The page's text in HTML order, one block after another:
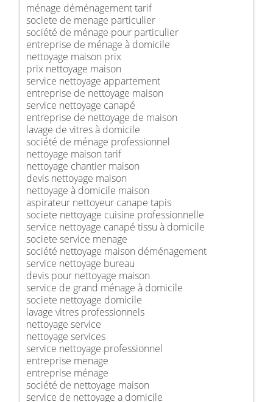
ménage déménagement tarif
societe de menage particulier
société de ménage pour particulier
entreprise de ménage à domicile
nettoyage maison prix
prix nettoyage maison
service nettoyage appartement
entreprise de nettoyage maison
service nettoyage canapé
entreprise de nettoyage de maison
lavage de vitres à domicile
société de ménage professionnel
nettoyage maison tarif
nettoyage chantier maison
devis nettoyage maison
nettoyage à domicile maison
aspirateur nettoyeur canape tapis
societe nettoyage cuisine professionnelle
service nettoyage canapé tissu à domicile
societe service menage
société nettoyage maison déménagement
service nettoyage bureau
devis pour nettoyage maison
service de grand ménage à domicile
societe nettoyage domicile
lavage vitres professionnels
nettoyage service
nettoyage services
service nettoyage professionnel
entreprise menage
entreprise ménage
société de nettoyage maison
service de nettoyage a domicile